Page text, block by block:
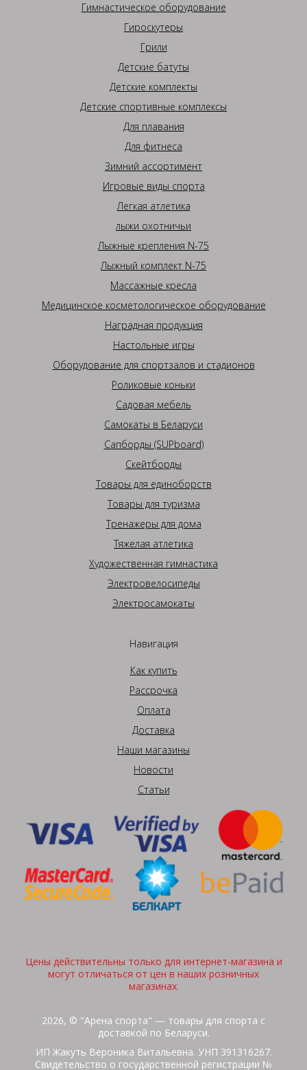
Гимнастическое оборудование
Гироскутеры
Грили
Детские батуты
Детские комплекты
Детские спортивные комплексы
Для плавания
Для фитнеса
Зимний ассортимент
Игровые виды спорта
Легкая атлетика
лыжи охотничьи
Лыжные крепления N-75
Лыжный комплект N-75
Массажные кресла
Медицинское косметологическое оборудование
Наградная продукция
Настольные игры
Оборудование для спортзалов и стадионов
Роликовые коньки
Садовая мебель
Самокаты в Беларуси
Сапборды (SUPboard)
Скейтборды
Товары для единоборств
Товары для туризма
Тренажеры для дома
Тяжелая атлетика
Художественная гимнастика
Электровелосипеды
Электросамокаты
Навигация
Как купить
Рассрочка
Оплата
Доставка
Наши магазины
Новости
Статьи
Цены действительны только для интернет-магазина и
могут отличаться от цен в наших розничных
магазинах.
2026, © "Арена спорта" — товары для спорта с
доставкой по Беларуси.
ИП Жакуть Вероника Витальевна. УНП 391316267.
Свидетельство о государственной регистрации №